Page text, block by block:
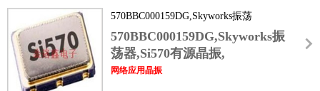
领域的小型检测仪器,亦或是通信领域的信号中
继模块,514BCA000112AAG都能凭借稳定的性
能满足不同设备的时钟需求.无需针对特定场景
570BBC000159DG,Skyworks振荡
器,Si570有源晶振,网络应用晶振
570BBC000159DG,Skyworks振
荡器,Si570有源晶振,
网络应用晶振